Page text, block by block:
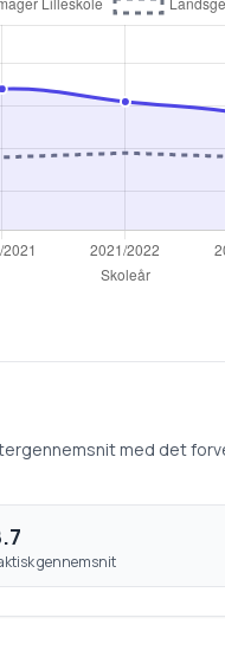
med det
gennemsnit